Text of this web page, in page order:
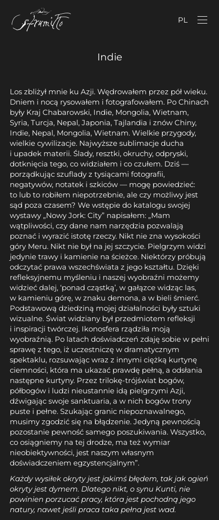
PL
Indie
Los zbliżył mnie ku Azji. Wędrowałem przez pół wieku.
Dniem i nocą rysowałem i fotografowałem. Po Chinach
były Kraj Chabarowski, Indie, Mongolia, Wietnam,
Syria, Turcja, Nepal, Japonia, Tajlandia i znów Chiny,
Indie, Nepal, Mongolia, Wietnam. Wielkie przygody,
wielkie cywilizacje. Najwyższe sublimacje ducha
i upadek materii. Ślady, resztki, okruchy, odpryski,
dotknięcia tego, co widziałem i co czułem. Dziś —
porządkując szuflady z tysiącami fotografii,
negatywów, notatek i szkiców — mogę powiedzieć:
to lub to robiłem niepotrzebnie, ale czy możliwy jest
sąd poza czasem? We wstępie do katalogu swojej
wystawy „Nowy Jork: City” napisałem: „Mam
wątpliwości, czy dane nam narzędzia pozwalają
poznać i wyrazić istotę rzeczy. Nikt nie zna wysokości
góry Meru. Nikt nie był na jej szczycie. Pielgrzym widzi
jedynie trawy i kamienie na ścieżce. Niektórzy próbują
odczytać prawa wszechświata z jego kształtu. Dzięki
refleksyjnemu myśleniu i naszej wyobraźni możemy
widzieć dalej, ‘ponad cząstką’, w gałązce widząc las,
w kamieniu górę, w znaku demona, a w bieli śmierć.
Podstawową dziedziną mojej działalności były sztuki
wizualne. Świat widziany był przedmiotem refleksji
i inspiracji twórczej. Ikonosfera rządziła moją
wyobraźnią. Po latach doświadczeń zdaję sobie w pełni
sprawę z tego, iż uczestniczę w dramatycznym
spektaklu, rozsuwając wraz z innymi ciężką kurtynę
ciemności, która ma ukazać prawdę pełną, a odsłania
następne kurtyny. Przez trilokę-trójświat bogów,
półbogów i ludzi nieustannie idą pielgrzymi Azji,
dźwigając swoje sanktuaria, a w nich bogów trony
puste i pełne. Szukając granic niepoznawalnego,
musimy zgodzić się na błądzenie. Jedyną pewnością
pozostanie pewność samego poszukiwania. Wszystko,
co osiągniemy na tej drodze, ma też wymiar
nieobiektywności, jest naszym własnym
doświadczeniem egzystencjalnym”.
Każdy wysiłek okryty jest jakimś błędem, tak jak ogień
okryty jest dymem. Dlatego nikt, o synu Kunti, nie
powinien porzucać pracy, która jest pochodną jego
natury, nawet jeśli praca taka pełna jest wad.